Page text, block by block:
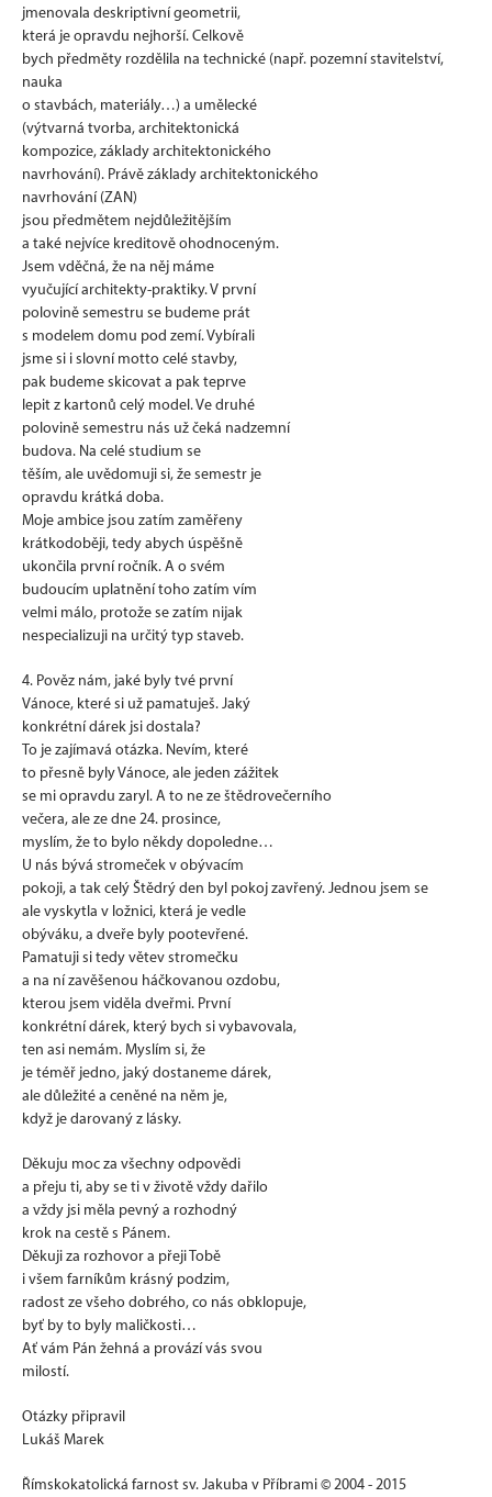
jmenovala deskriptivní geometrii,
která je opravdu nejhorší. Celkově
bych předměty rozdělila na technické (např. pozemní stavitelství,
nauka
o stavbách, materiály…) a umělecké
(výtvarná tvorba, architektonická
kompozice, základy architektonického
navrhování). Právě základy architektonického
navrhování (ZAN)
jsou předmětem nejdůležitějším
a také nejvíce kreditově ohodnoceným.
Jsem vděčná, že na něj máme
vyučující architekty-praktiky. V první
polovině semestru se budeme prát
s modelem domu pod zemí. Vybírali
jsme si i slovní motto celé stavby,
pak budeme skicovat a pak teprve
lepit z kartonů celý model. Ve druhé
polovině semestru nás už čeká nadzemní
budova. Na celé studium se
těším, ale uvědomuji si, že semestr je
opravdu krátká doba.
Moje ambice jsou zatím zaměřeny
krátkodoběji, tedy abych úspěšně
ukončila první ročník. A o svém
budoucím uplatnění toho zatím vím
velmi málo, protože se zatím nijak
nespecializuji na určitý typ staveb.
4. Pověz nám, jaké byly tvé první
Vánoce, které si už pamatuješ. Jaký
konkrétní dárek jsi dostala?
To je zajímavá otázka. Nevím, které
to přesně byly Vánoce, ale jeden zážitek
se mi opravdu zaryl. A to ne ze štědrovečerního
večera, ale ze dne 24. prosince,
myslím, že to bylo někdy dopoledne…
U nás bývá stromeček v obývacím
pokoji, a tak celý Štědrý den byl pokoj zavřený. Jednou jsem se
ale vyskytla v ložnici, která je vedle
obýváku, a dveře byly pootevřené.
Pamatuji si tedy větev stromečku
a na ní zavěšenou háčkovanou ozdobu,
kterou jsem viděla dveřmi. První
konkrétní dárek, který bych si vybavovala,
ten asi nemám. Myslím si, že
je téměř jedno, jaký dostaneme dárek,
ale důležité a ceněné na něm je,
když je darovaný z lásky.
Děkuju moc za všechny odpovědi
a přeju ti, aby se ti v životě vždy dařilo
a vždy jsi měla pevný a rozhodný
krok na cestě s Pánem.
Děkuji za rozhovor a přeji Tobě
i všem farníkům krásný podzim,
radost ze všeho dobrého, co nás obklopuje,
byť by to byly maličkosti…
Ať vám Pán žehná a provází vás svou
milostí.
Otázky připravil
Lukáš Marek
Římskokatolická farnost sv. Jakuba v Příbrami © 2004 - 2015